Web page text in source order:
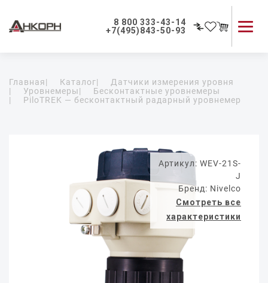
8 800 333-43-14
+7(495)843-50-93
Применение приборов
Как мы работаем
Главная| Каталог|
Датчики измерения уровня
|
Уровнемеры|
Бесконтактные уровнемеры
|
PiloTREK — бесконтактный радарный уровнемер
Артикул: WEV-21S-
J
Бренд: Nivelco
Смотреть все
характеристики